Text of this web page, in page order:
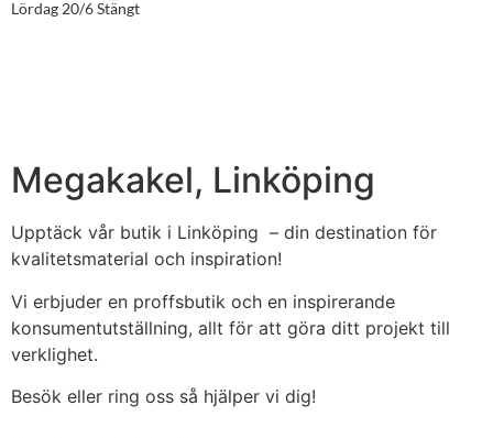
Lördag 20/6 Stängt
Megakakel, Linköping
Upptäck vår butik i Linköping – din destination för
kvalitetsmaterial och inspiration!
Vi erbjuder en proffsbutik och en inspirerande
konsumentutställning, allt för att göra ditt projekt till
verklighet.
Besök eller ring oss så hjälper vi dig!